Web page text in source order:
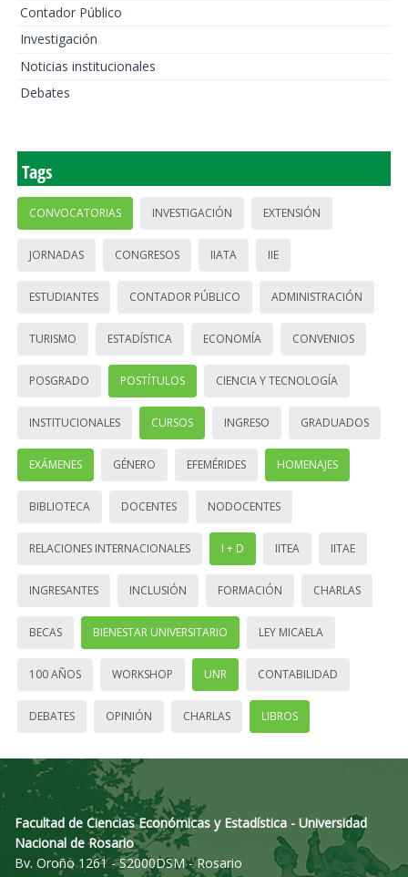
Contador Público
Investigación
Noticias institucionales
Debates
Tags
CONVOCATORIAS INVESTIGACIÓN EXTENSIÓN
JORNADAS CONGRESOS IIATA IIE
ESTUDIANTES CONTADOR PÚBLICO ADMINISTRACIÓN
TURISMO ESTADÍSTICA ECONOMÍA CONVENIOS
POSGRADO POSTÍTULOS CIENCIA Y TECNOLOGÍA
INSTITUCIONALES CURSOS INGRESO GRADUADOS
EXÁMENES GÉNERO EFEMÉRIDES HOMENAJES
BIBLIOTECA DOCENTES NODOCENTES
RELACIONES INTERNACIONALES I + D IITEA IITAE
INGRESANTES INCLUSIÓN FORMACIÓN CHARLAS
BECAS BIENESTAR UNIVERSITARIO LEY MICAELA
100 AÑOS WORKSHOP UNR CONTABILIDAD
DEBATES OPINIÓN CHARLAS LIBROS
Facultad de Ciencias Económicas y Estadística - Universidad
Nacional de Rosario
Bv. Oroño 1261 - S2000DSM - Rosario